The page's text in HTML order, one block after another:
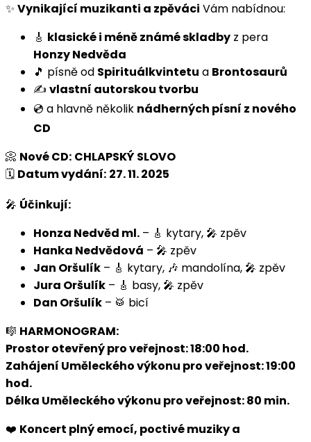
✨ Vynikající muzikanti a zpěváci Vám nabídnou:
🎸 klasické i méně známé skladby z pera
Honzy Nedvěda
🎵 písně od Spirituálkvintetu a Brontosaurů
✍️ vlastní autorskou tvorbu
💿 a hlavně několik nádherných písní z nového
CD
📀 Nové CD: CHLAPSKÝ SLOVO
🗓️ Datum vydání: 27. 11. 2025
🎤 Účinkují:
Honza Nedvěd ml. – 🎸 kytary, 🎤 zpěv
Hanka Nedvědová – 🎤 zpěv
Jan Oršulík – 🎸 kytary, 🎶 mandolína, 🎤 zpěv
Jura Oršulík – 🎸 basy, 🎤 zpěv
Dan Oršulík – 🥁 bicí
🎼 HARMONOGRAM:
Prostor otevřený pro veřejnost: 18:00 hod.
Zahájení Uměleckého výkonu pro veřejnost: 19:00
hod.
Délka Uměleckého výkonu pro veřejnost: 80 min.
❤️ Koncert plný emocí, poctivé muziky a